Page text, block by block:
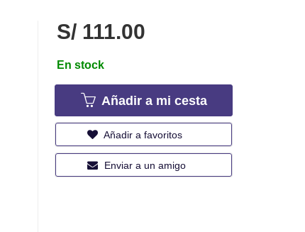
S/ 111.00
En stock
Añadir a mi cesta
Añadir a favoritos
Enviar a un amigo